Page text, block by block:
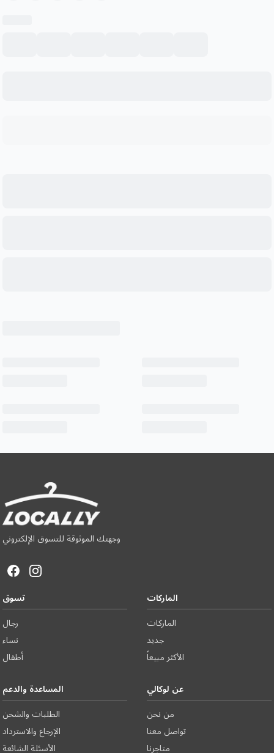
وجهتك الموثوقة للتسوق الإلكتروني
تسوق
رجال
نساء
أطفال
الماركات
الماركات
جديد
الأكثر مبيعاً
المساعدة والدعم
الطلبات والشحن
الإرجاع والاسترداد
الأسئلة الشائعة
عن لوكالي
من نحن
تواصل معنا
متاجرنا